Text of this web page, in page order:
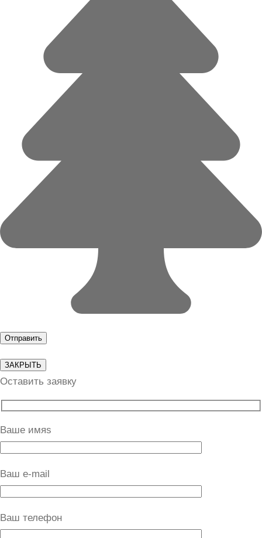
ЗАКРЫТЬ
Оставить заявку
Ваше имяs
Ваш e-mail
Ваш телефон